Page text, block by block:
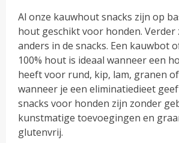
Al onze kauwhout snacks zijn op
hout geschikt voor honden. Verder
anders in de snacks. Een kauwbot
100% hout is ideaal wanneer een
heeft voor rund, kip, lam, granen
wanneer je een eliminatiedieet
snacks voor honden zijn zonder
kunstmatige toevoegingen en
glutenvrij.